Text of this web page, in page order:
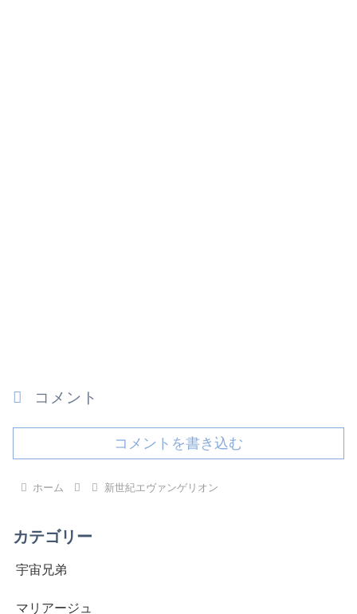
コメント
コメントを書き込む
ホーム 新世紀エヴァンゲリオン
カテゴリー
宇宙兄弟
マリアージュ